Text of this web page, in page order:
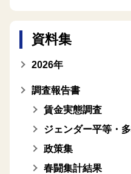
資料集
2026年
調査報告書
賃金実態調査
ジェンダー平等・
政策集
春闘集計結果